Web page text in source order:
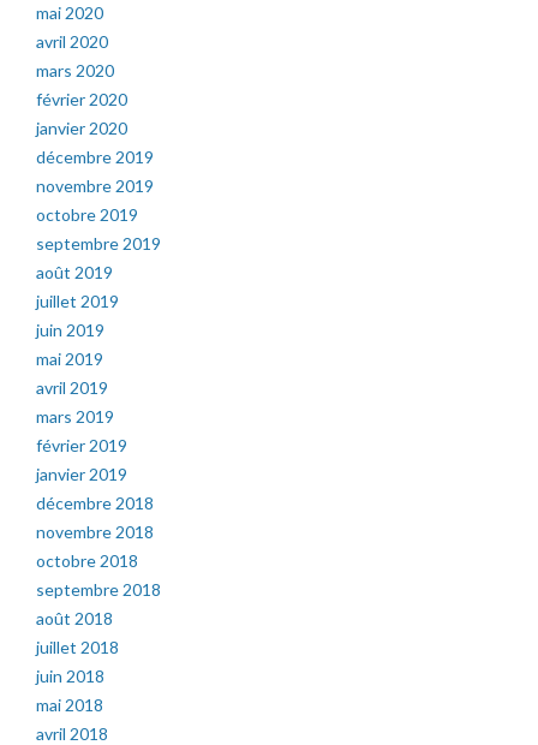
mai 2020
avril 2020
mars 2020
février 2020
janvier 2020
décembre 2019
novembre 2019
octobre 2019
septembre 2019
août 2019
juillet 2019
juin 2019
mai 2019
avril 2019
mars 2019
février 2019
janvier 2019
décembre 2018
novembre 2018
octobre 2018
septembre 2018
août 2018
juillet 2018
juin 2018
mai 2018
avril 2018